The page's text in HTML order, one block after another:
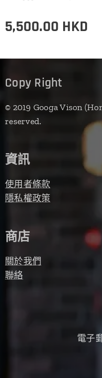
5,500.00 HKD
Copy Right
© 2019 Googa Vison
reserved.
資訊
使用者條款
隱私權政策
商店
關於我們
聯絡
電子